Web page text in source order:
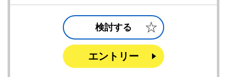
検討する
エントリー